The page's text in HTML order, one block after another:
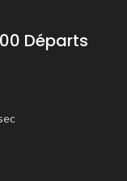
Départs